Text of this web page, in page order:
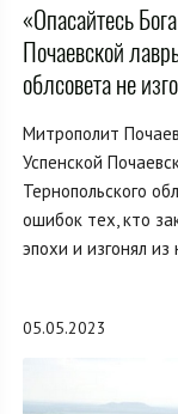
«Опасайтесь
Почаевской
облсовета не
Митрополит
Успенской
Тернопольского
ошибок тех, кто
эпохи и изгонял
05.05.2023